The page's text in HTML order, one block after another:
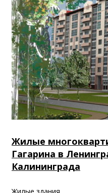
Жилые
Гагарина в
Калининграда